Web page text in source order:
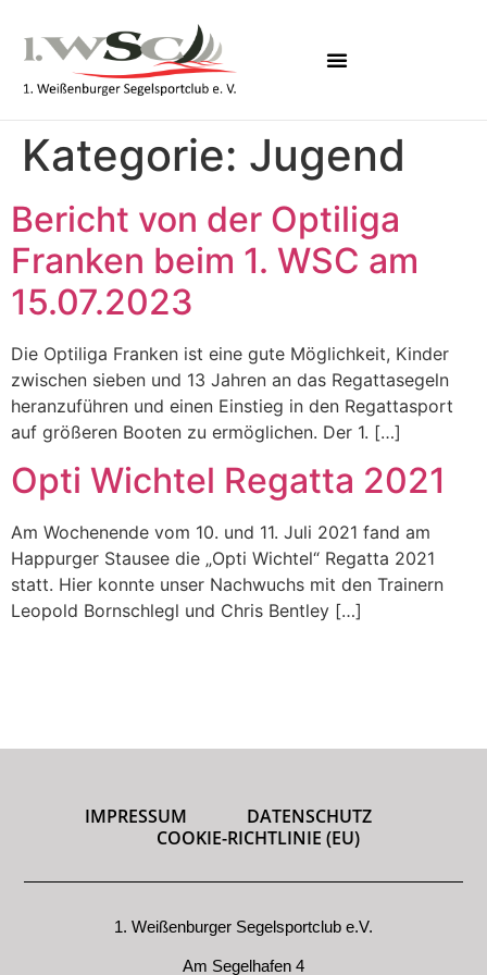
Kategorie: Jugend
Bericht von der Optiliga
Franken beim 1. WSC am
15.07.2023
Die Optiliga Franken ist eine gute Möglichkeit, Kinder
zwischen sieben und 13 Jahren an das Regattasegeln
heranzuführen und einen Einstieg in den Regattasport
auf größeren Booten zu ermöglichen. Der 1. […]
Opti Wichtel Regatta 2021
Am Wochenende vom 10. und 11. Juli 2021 fand am
Happurger Stausee die „Opti Wichtel“ Regatta 2021
statt. Hier konnte unser Nachwuchs mit den Trainern
Leopold Bornschlegl und Chris Bentley […]
IMPRESSUM
DATENSCHUTZ
COOKIE-RICHTLINIE (EU)
1. Weißenburger Segelsportclub e.V.
Am Segelhafen 4